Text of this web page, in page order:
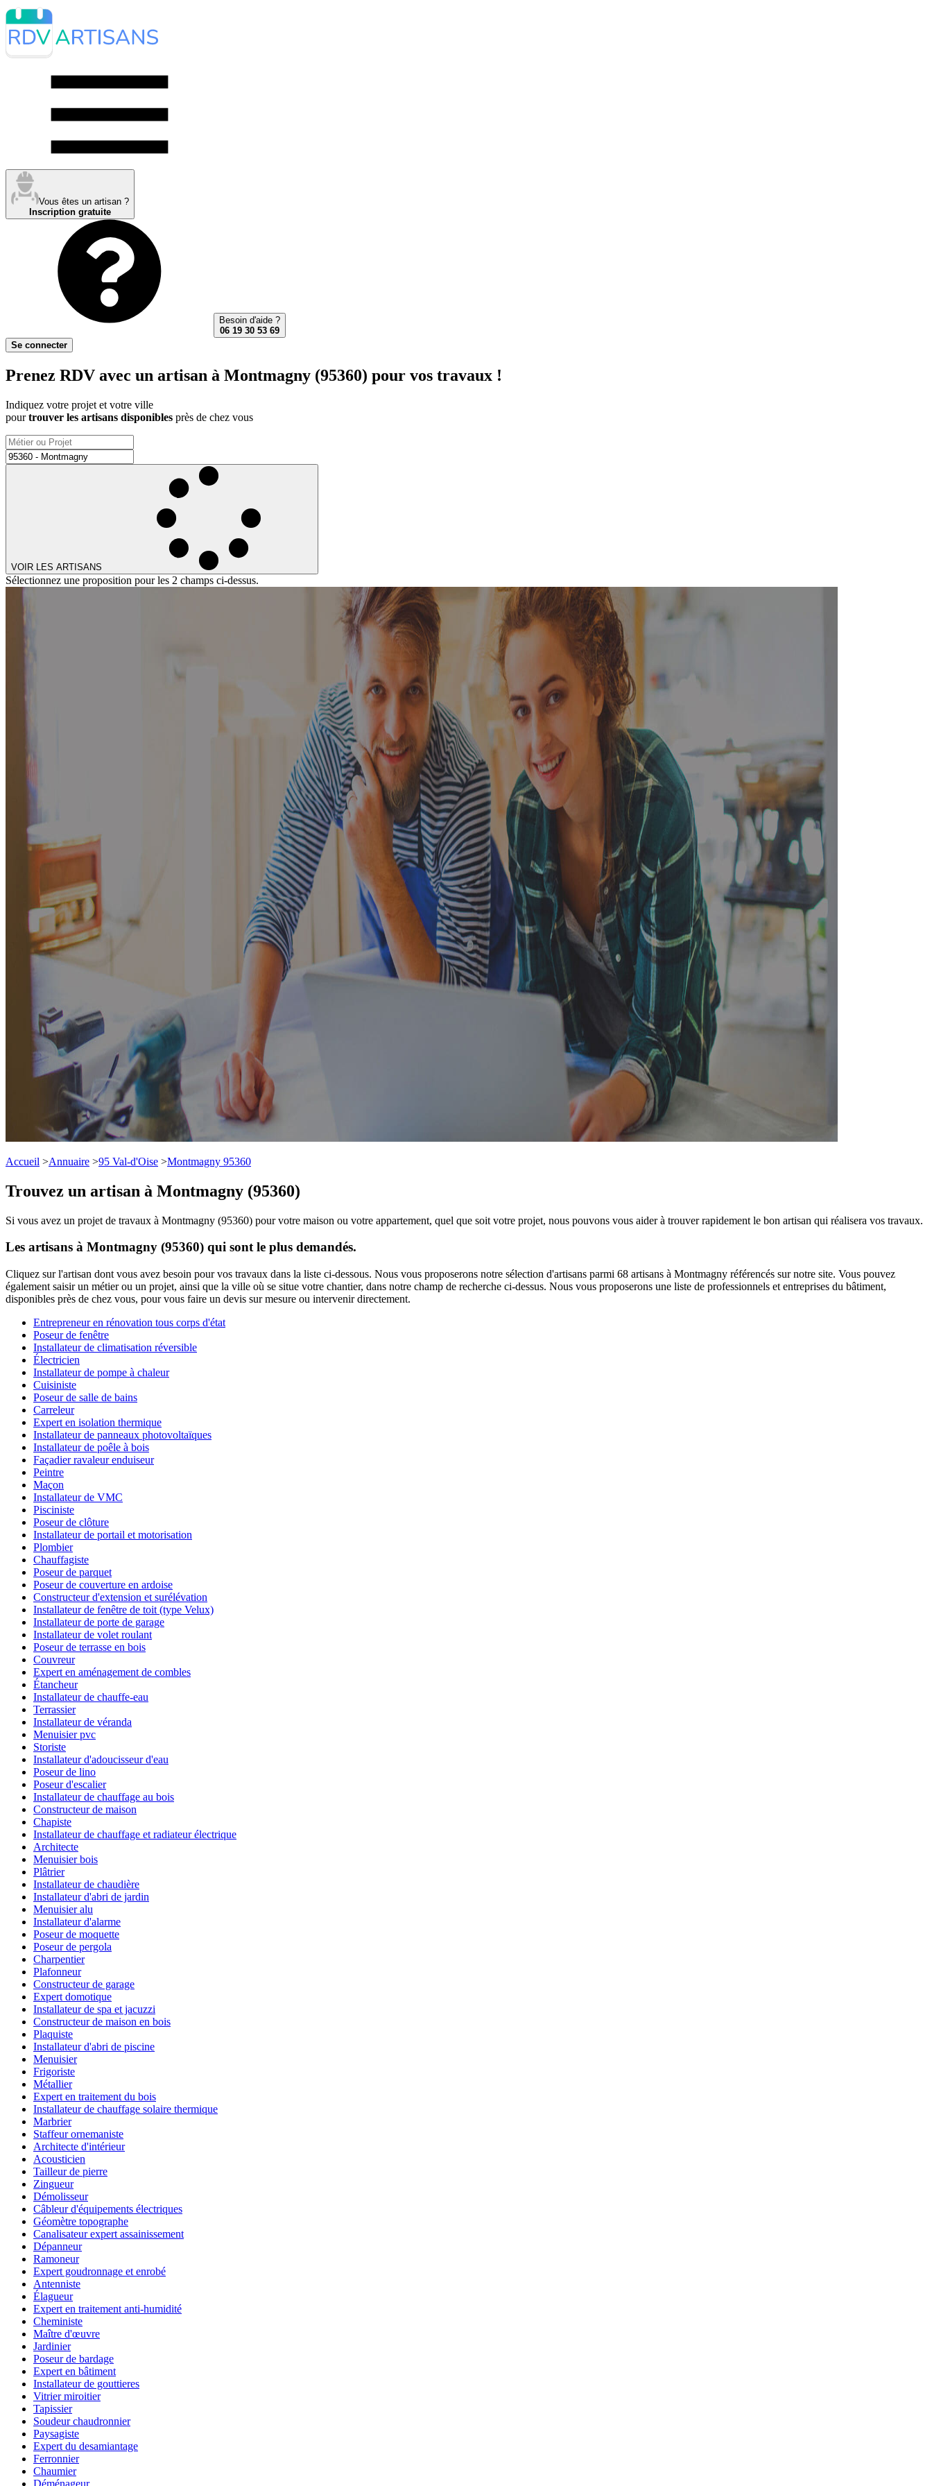
Vous êtes un artisan ?
Inscription gratuite
Besoin d'aide ?
06 19 30 53 69
Se connecter
Prenez RDV avec un artisan à Montmagny (95360) pour vos travaux !
Indiquez votre projet et votre ville
pourtrouver les artisans disponibles près de chez vous
VOIR LES ARTISANS
Sélectionnez une proposition pour les 2 champs ci-dessus.
Accueil >Annuaire >95 Val-d'Oise >Montmagny 95360
Trouvez un artisan à Montmagny (95360)
Si vous avez un projet de travaux à Montmagny (95360) pour votre maison ou votre appartement, quel que soit votre projet, nous pouvons vous aider à trouver rapidement le bon artisan qui réalisera vos travaux.
Les artisans à Montmagny (95360) qui sont le plus demandés.
Cliquez sur l'artisan dont vous avez besoin pour vos travaux dans la liste ci-dessous. Nous vous proposerons notre sélection d'artisans parmi 68 artisans à Montmagny référencés sur notre site. Vous pouvez
également saisir un métier ou un projet, ainsi que la ville où se situe votre chantier, dans notre champ de recherche ci-dessus. Nous vous proposerons une liste de professionnels et entreprises du bâtiment,
disponibles près de chez vous, pour vous faire un devis sur mesure ou intervenir directement.
Entrepreneur en rénovation tous corps d'état
Poseur de fenêtre
Installateur de climatisation réversible
Électricien
Installateur de pompe à chaleur
Cuisiniste
Poseur de salle de bains
Carreleur
Expert en isolation thermique
Installateur de panneaux photovoltaïques
Installateur de poêle à bois
Façadier ravaleur enduiseur
Peintre
Maçon
Installateur de VMC
Pisciniste
Poseur de clôture
Installateur de portail et motorisation
Plombier
Chauffagiste
Poseur de parquet
Poseur de couverture en ardoise
Constructeur d'extension et surélévation
Installateur de fenêtre de toit (type Velux)
Installateur de porte de garage
Installateur de volet roulant
Poseur de terrasse en bois
Couvreur
Expert en aménagement de combles
Étancheur
Installateur de chauffe-eau
Terrassier
Installateur de véranda
Menuisier pvc
Storiste
Installateur d'adoucisseur d'eau
Poseur de lino
Poseur d'escalier
Installateur de chauffage au bois
Constructeur de maison
Chapiste
Installateur de chauffage et radiateur électrique
Architecte
Menuisier bois
Plâtrier
Installateur de chaudière
Installateur d'abri de jardin
Menuisier alu
Installateur d'alarme
Poseur de moquette
Poseur de pergola
Charpentier
Plafonneur
Constructeur de garage
Expert domotique
Installateur de spa et jacuzzi
Constructeur de maison en bois
Plaquiste
Installateur d'abri de piscine
Menuisier
Frigoriste
Métallier
Expert en traitement du bois
Installateur de chauffage solaire thermique
Marbrier
Staffeur ornemaniste
Architecte d'intérieur
Acousticien
Tailleur de pierre
Zingueur
Démolisseur
Câbleur d'équipements électriques
Géomètre topographe
Canalisateur expert assainissement
Dépanneur
Ramoneur
Expert goudronnage et enrobé
Antenniste
Élagueur
Expert en traitement anti-humidité
Cheministe
Maître d'œuvre
Jardinier
Poseur de bardage
Expert en bâtiment
Installateur de gouttieres
Vitrier miroitier
Tapissier
Soudeur chaudronnier
Paysagiste
Expert du desamiantage
Ferronnier
Chaumier
Déménageur